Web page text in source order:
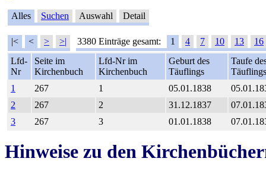
Alles Suchen Auswahl Detail
|< < > >| 3380 Einträge gesamt: 1 4 7 10 13
16
Lfd-
Nr
Seite im
Kirchenbuch
Lfd-Nr im
Kirchenbuch
Geburt des
Täuflings
Taufe
Täuflings
1
267 1 05.01.1838
2
267 2 31.12.1837
3
267 3 01.01.1838
Hinweise zu den